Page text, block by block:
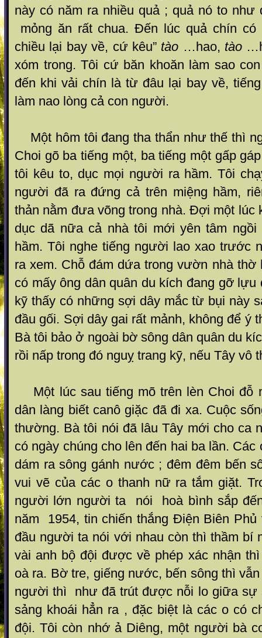
này có năm ra nhiều quả ; quả nó to như
mỏng ăn rất chua. Đến lúc quả chín
chiều lại bay về, cứ kêu” tào …hao, tào
xóm trong. Tôi cứ băn khoăn làm sao
đến khi vải chín là từ đâu lại bay về,
làm nao lòng cả con người.
Một hôm tôi đang tha thẩn như thế thì
Choi gõ ba tiếng một, ba tiếng một gấp
tôi kêu to, dục mọi người ra hầm. Tôi
người đã ra đứng cả trên miệng hầm,
thản nằm đưa võng trong nhà. Đợi một lúc
dục dã nữa cả nhà tôi mới yên tâm ngồi
hầm. Tôi nghe tiếng người lao xao trước
ra xem. Chỗ đám dứa trong vườn nhà thờ
có mấy ông dân quân du kích đang gỡ lựu
kỹ thấy có những sợi dây mắc từ bụi này
đầu gối. Sợi dây gai rất mảnh, không để ý
Bà tôi bảo ở ngoài bờ sông dân quân du
rồi nấp trong đó nguỵ trang kỹ, nếu Tây vô
Một lúc sau tiếng mõ trên lèn Choi đỗ
dân làng biết canô giặc đã đi xa. Cuộc
thường. Bà tôi nói đã lâu Tây mới cho ca
có ngày chúng cho lên đến hai ba lần. Các
dám ra sông gánh nước ; đêm đêm bến
vui vẽ của các o thanh nữ ra tắm giặt.
người lớn người ta nói hoà bình sắp
năm 1954, tin chiến thắng Điện Biên Phủ
đầu người ta nói với nhau còn thì thầm bí
vài anh bộ đội được về phép xác nhận
oà ra. Bờ tre, giếng nước, bến sông thì
người thì như đã trút được nỗi lo giữa sự
sảng khoái hẳn ra , đặc biệt là các o có
đội. Tôi còn nhớ ả Diêng, một người bà